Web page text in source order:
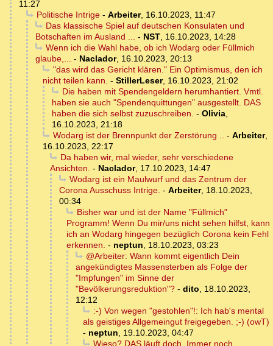
11:27
Politische Intrige- Arbeiter, 16.10.2023, 11:47
Das klassische Spiel auf deutschen Konsulaten und
Botschaften im Ausland ... - NST, 16.10.2023, 14:28
Wenn ich die Wahl habe, ob ich Wodarg oder Füllmich
glaube,... - Naclador, 16.10.2023, 20:13
"das wird das Gericht klären." Ein Optimismus, den ich
nicht teilen kann. - StillerLeser, 16.10.2023, 21:02
Die haben mit Spendengeldern herumhantiert. Vmtl.
haben sie auch "Spendenquittungen" ausgestellt. DAS
haben die sich selbst zuzuschreiben. - Olivia,
16.10.2023, 21:18
Wodarg ist der Brennpunkt der Zerstörung .. - Arbeiter,
16.10.2023, 22:17
Da haben wir, mal wieder, sehr verschiedene
Ansichten. - Naclador, 17.10.2023, 14:47
Wodarg ist ein Maulwurf und das Zentrum der
Corona Ausschuss Intrige. - Arbeiter, 18.10.2023,
00:34
Bisher war und ist der Name "Füllmich"
Programm! Wenn Du mir/uns nicht sehen hilfst, kann
ich an Wodarg hingegen bezüglich Corona kein Fehl
erkennen. - neptun, 18.10.2023, 03:23
@Arbeiter: Wann kommt eigentlich Dein
angekündigtes Massensterben als Folge der
"Impfungen" im Sinne der
"Bevölkerungsreduktion"? - dito, 18.10.2023,
12:12
:-) Von wegen "gestohlen"!: Ich hab's mental
als geistiges Allgemeingut freigegeben. ;-) (owT)
- neptun, 19.10.2023, 04:47
Wieso? DAS läuft doch. Immer noch